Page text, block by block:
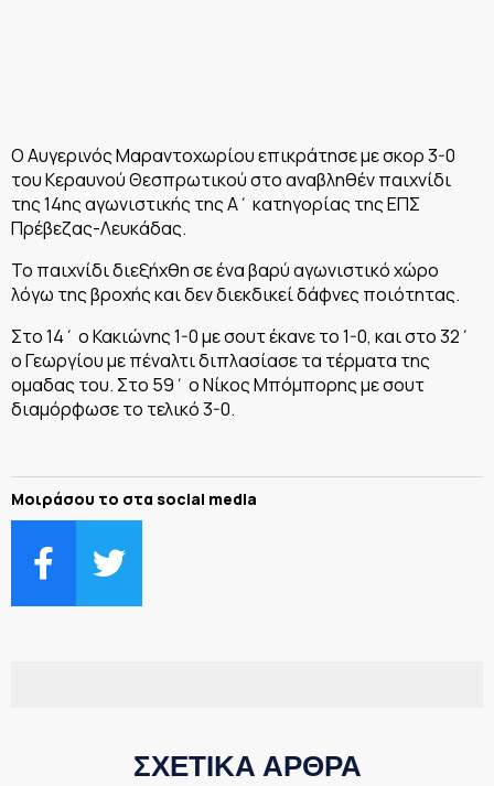
Ο Αυγερινός Μαραντοχωρίου επικράτησε με σκορ 3-0
του Κεραυνού Θεσπρωτικού στο αναβληθέν παιχνίδι
της 14ης αγωνιστικής της Α΄ κατηγορίας της ΕΠΣ
Πρέβεζας-Λευκάδας.
Το παιχνίδι διεξήχθη σε ένα βαρύ αγωνιστικό χώρο
λόγω της βροχής και δεν διεκδικεί δάφνες ποιότητας.
Στο 14΄ ο Κακιώνης 1-0 με σουτ έκανε το 1-0, και στο 32΄
ο Γεωργίου με πέναλτι διπλασίασε τα τέρματα της
ομαδας του. Στο 59΄ ο Νίκος Μπόμπορης με σουτ
διαμόρφωσε το τελικό 3-0.
Μοιράσου το στα social media
ΣΧΕΤΙΚΑ ΑΡΘΡΑ